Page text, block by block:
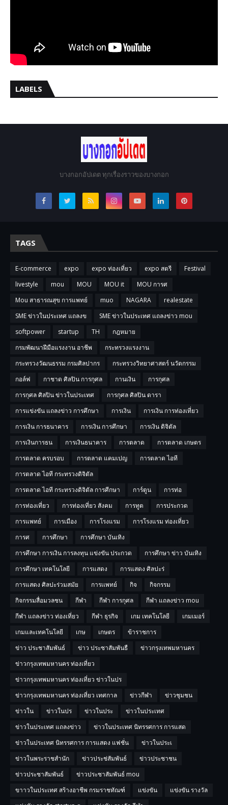
LABELS
บางกอกอัปเดต ทุกเรื่องราวของบางกอก
TAGS
E-commerce expo expo ท่องเที่ยว expo สตรี
Festival
livestyle
mou MOU MOU it
MOU การศ
Mou สาธารณสุข การแพทย์
muo NAGARA
realestate
SME ข่าวในประเทศ แถลงข
SME ข่าวในประเทศ แถลงข่าว mou
softpower
startup TH
กฎหมาย
กรมพัฒนาฝีมือแรงงาน อาชีพ
กระทรวงแรงงาน
กระทรวงวัฒนธรรม กรมศิลปากร
กระทรวงวิทยาศาสตร์ นวัตกรรม
กอล์ฟ
กาชาด ศิลปิน การกุศล กานเงิน
การกุศล
การกุศล ศิลปิน ข่าวในประเทศ
การกุศล ศิลปิน ดารา
การแข่งขัน แถลงข่าว การศึกษา
การเงิน
การเงิน การท่องเที่ยว
การเงิน การธนาคาร
การเงิน การศึกษา
การเงิน ดิจิตัล
การเงินการธน
การเงินธนาคาร การตลาด
การตลาด เกษตร
การตลาด ครบรอบ
การตลาด แคมเปญ
การตลาด ไอที
การตลาด ไอที กระทรวงดิจิตัล
การตลาด ไอที กระทรวงดิจิตัล การศีกษา
การ์ตูน
การท่อ
การท่องเที่ยว
การท่องเที่ยว สังคม การทูต
การประกวด
การแพทย์
การเมือง การโรงแรม
การโรงแรม ท่องเที่ยว
การศ
การศึกษา
การศึกษา บันเทิง
การศึกษา การเงิน การลงทุน แข่งขัน ประกวด
การศึกษา ข่าว บันเทิง
การศึกษา เทคโนโลยี
การแสดง
การแสดง ศิลปะร่
การแสดง ศิลปะร่วมสมัย
การเเพทย์ กิจ
กิจกรรม
กิจกรรมสื่อมวลชน
กีฬา กีฬา การกุศล
กีฬา แถลงข่าว mou
กีฬา แถลงข่าว ท่องเที่ยว
กีฬา ธุรกิจ เกม เทคโนโลยี
เกมเมอร์
เกมและเทคโนโลยี
เกษ เกษตร
ข้าราชการ
ข่าว ประชาสัมพันธ์
ข่าว ประชาสัมพันธื
ข่าวกรุงเทพมหานคร
ข่าวกรุงเทพมหานคร ท่องเที่ยว
ข่าวกรุงเทพมหานคร ท่องเที่ยว ข่าวในปร
ข่าวกรุงเทพมหานคร ท่องเที่ยว เทศกาล
ข่าวกีฬา
ข่าวชุมชน
ข่าวใน
ข่าวในปร ข่าวในประ
ข่าวในประเทศ
ข่าวในประเทศ แถลงข่าว
ข่าวในประเทศ นิทรรศการ การแสด
ข่าวในประเทศ นิทรรศการ การแสดง แฟชั่น
ข่าวในประเ
ข่าวในพระราชสำนัก
ข่าวประช่สัมพันธ์
ข่าวประชาชน
ข่าวประชาสัมพันธ์
ข่าวประชาสัมพันธ์ mou
ขาาวในประเทศ สร้างอาชีพ กรมราชทัณฑ์
แข่งขัน
แข่งขัน รางวัล